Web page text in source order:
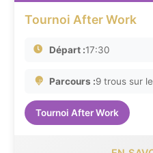
Tournoi After Work
Départ :17:30
Parcours :9 trous sur
Tournoi After Work